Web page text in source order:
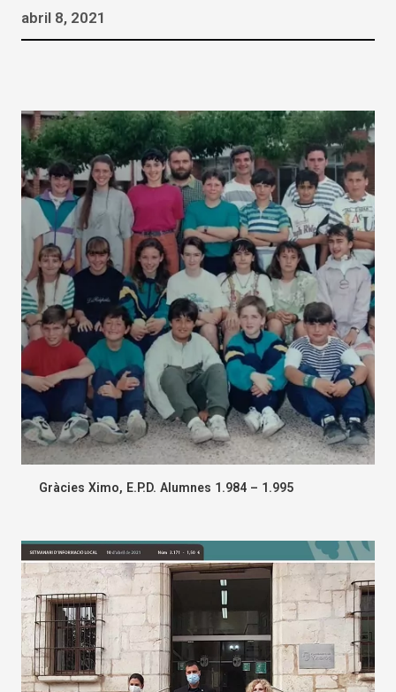
abril 8, 2021
Gràcies Ximo, E.P.D. Alumnes 1.984 – 1.995